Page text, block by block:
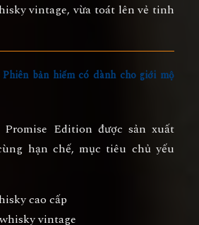
vintage, vừa toát lên vẻ tinh
bản hiếm có dành cho giới mộ
Promise Edition được sản xuất
hạn chế, mục tiêu chủ yếu
cao cấp
vintage